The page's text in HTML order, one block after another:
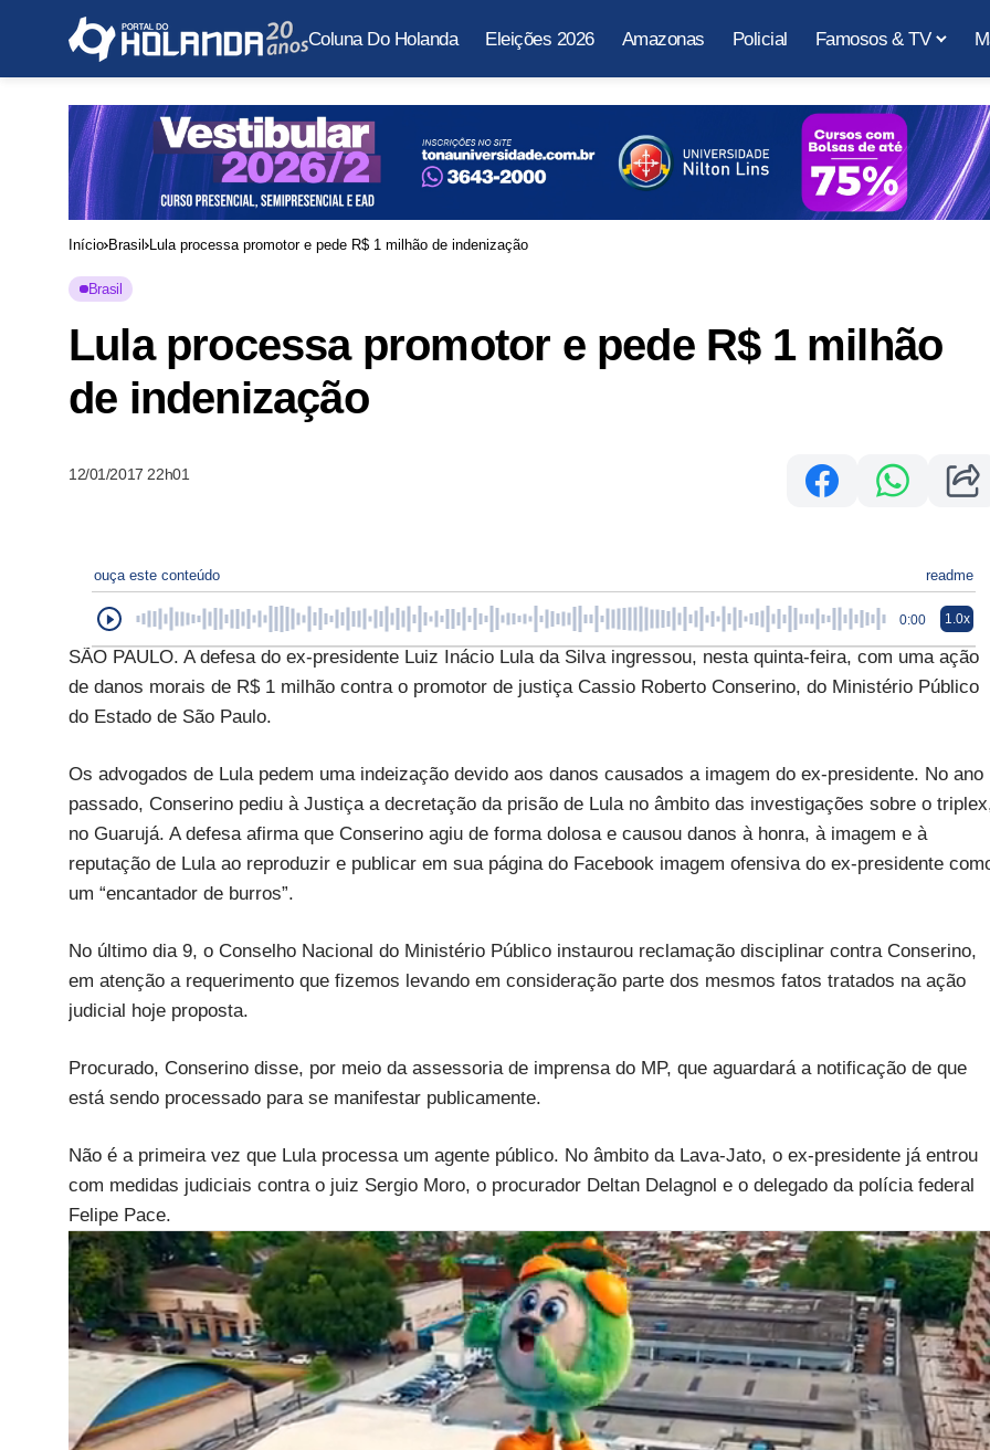
Coluna Do Holanda Eleições 2026 Amazonas Policial Famosos & TV
Início Brasil Lula processa promotor e pede R$ 1 milhão de indenização
Brasil
Lula processa promotor e pede R$ 1 milhão
de indenização
12/01/2017 22h01
ouça este conteúdo readme
0:00 1.0x
SÃO PAULO. A defesa do ex-presidente Luiz Inácio Lula da Silva ingressou, nesta quinta-feira, com uma ação
de danos morais de R$ 1 milhão contra o promotor de justiça Cassio Roberto Conserino, do Ministério Público
do Estado de São Paulo.
Os advogados de Lula pedem uma indeização devido aos danos causados a imagem do ex-presidente. No ano
passado, Conserino pediu à Justiça a decretação da prisão de Lula no âmbito das investigações sobre o
no Guarujá. A defesa afirma que Conserino agiu de forma dolosa e causou danos à honra, à imagem e à
reputação de Lula ao reproduzir e publicar em sua página do Facebook imagem ofensiva do ex-presidente
um “encantador de burros”.
No último dia 9, o Conselho Nacional do Ministério Público instaurou reclamação disciplinar contra Conserino,
em atenção a requerimento que fizemos levando em consideração parte dos mesmos fatos tratados na ação
judicial hoje proposta.​
Procurado, Conserino disse, por meio da assessoria de imprensa do MP, que aguardará a notificação de que
está sendo processado para se manifestar publicamente.
Não é a primeira vez que Lula processa um agente público. No âmbito da Lava-Jato, o ex-presidente já entrou
com medidas judiciais contra o juiz Sergio Moro, o procurador Deltan Delagnol e o delegado da polícia federal
Felipe Pace.